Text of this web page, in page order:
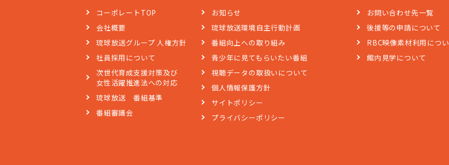
コーポレートTOP
会社概要
琉球放送グループ 人権方針
社員採用について
次世代育成支援対策及び
女性活躍推進法への対応
琉球放送 番組基準
番組審議会
お知らせ
琉球放送環境自主行動計画
番組向上への取り組み
青少年に見てもらいたい番組
視聴データの取扱いについて
個人情報保護方針
サイトポリシー
プライバシーポリシー
お問い合わせ先一覧
後援等の申請について
RBC映像素材利用につ
館内見学について